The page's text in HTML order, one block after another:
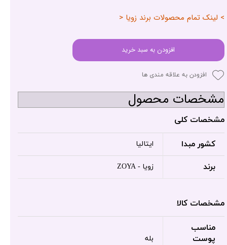
> لینک تمام محصولات برند زویا <
افزودن به سبد خرید
افزودن به علاقه مندی ها
مشخصات محصول
مشخصات کلی
کشور مبدا ایتالیا
برند زویا - ZOYA
مشخصات کالا
مناسب
پوست
بله